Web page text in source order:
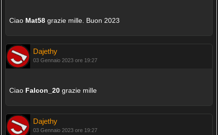
Ciao Mat58grazie mille. Buon 2023
Dajethy
03 Gennaio 2023 ore 19:27
Ciao Falcon_20grazie mille
Dajethy
03 Gennaio 2023 ore 19:27